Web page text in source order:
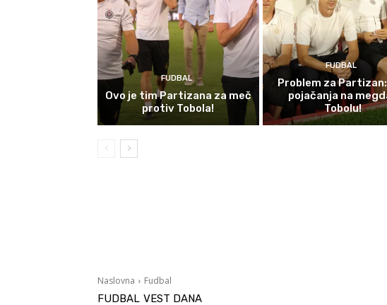
FUDBAL
Ovo je tim Partizana za meč
protiv Tobola!
FUDBAL
Problem za
pojačanja na
Tobolu!